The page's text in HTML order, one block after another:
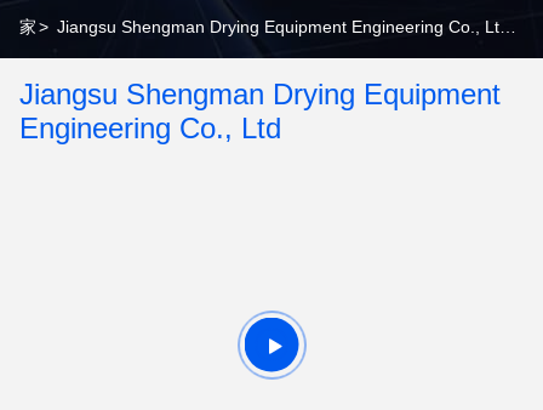
家>
Jiangsu Shengman Drying Equipment
Engineering Co., Ltd